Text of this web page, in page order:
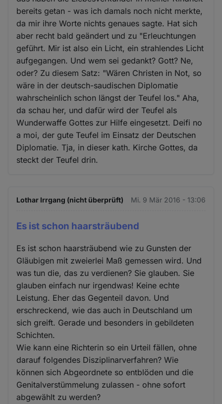
bereits getan - was ich damals noch nicht merkte,
da mir ihre Worte nichts genaues sagte. Hat sich
aber recht bald geändert und zu "Erleuchtungen
geführt. Mir ist also ein Licht, ein strahlendes Licht
aufgegangen. Und wem sei gedankt? Gott? Ne,
oder? Zu diesem Satz: "Wären Christen in Not, so
wäre in der deutsch-saudischen Diplomatie
wahrscheinlich schon längst der Teufel los." Aha,
da schau her, und dafür wird der Teufel als
Wunderwaffe Gottes zur Hilfe eingesetzt. Deifi no
a moi, der gute Teufel im Einsatz der Deutschen
Diplomatie. Tja, in dieser kath. Kirche Gottes, da
steckt der Teufel drin.
Lothar Irrgang (nicht überprüft) Mi. 9 Mär 2016 - 13:06
Es ist schon haarsträubend
Es ist schon haarsträubend wie zu Gunsten der
Gläubigen mit zweierlei Maß gemessen wird. Und
was tun die, das zu verdienen? Sie glauben. Sie
glauben einfach nur irgendwas! Keine echte
Leistung. Eher das Gegenteil davon. Und
erschreckend, wie das auch in Deutschland um
sich greift. Gerade und besonders in gebildeten
Schichten.
Wie kann eine Richterin so ein Urteil fällen, ohne
darauf folgendes Disziplinarverfahren? Wie
können sich Abgeordnete so entblöden und die
Genitalverstümmelung zulassen - ohne sofort
abgewählt zu werden?